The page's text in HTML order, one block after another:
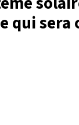
qui sera